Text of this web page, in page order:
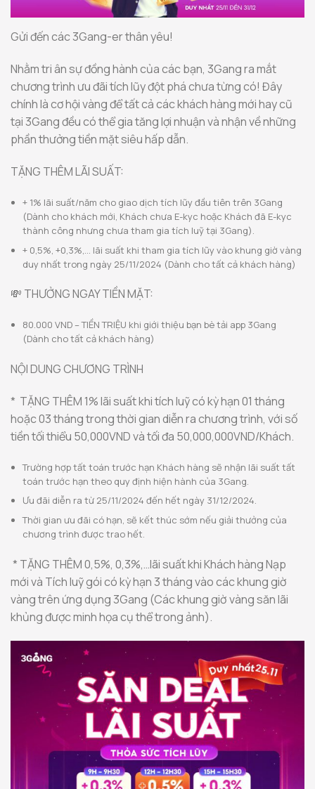
Gửi đến các 3Gang-er thân yêu!
Nhằm tri ân sự đồng hành của các bạn, 3Gang ra mắt
chương trình ưu đãi tích lũy đột phá chưa từng có! Đây
chính là cơ hội vàng để tất cả các khách hàng mới hay cũ
tại 3Gang đều có thể gia tăng lợi nhuận và nhận về những
phần thưởng tiền mặt siêu hấp dẫn.
TẶNG THÊM LÃI SUẤT:
+ 1% lãi suất/năm cho giao dịch tích lũy đầu tiên trên 3Gang
(Dành cho khách mới, Khách chưa E-kyc hoặc Khách đã E-kyc
thành công nhưng chưa tham gia tích luỹ tại 3Gang).
+ 0,5%, +0,3%,… lãi suất khi tham gia tích lũy vào khung giờ vàng
duy nhất trong ngày 25/11/2024 (Dành cho tất cả khách hàng)
💸 THƯỞNG NGAY TIỀN MẶT:
80.000 VND – TIỀN TRIỆU khi giới thiệu bạn bè tải app 3Gang
(Dành cho tất cả khách hàng)
NỘI DUNG CHƯƠNG TRÌNH
* TẶNG THÊM 1% lãi suất khi tích luỹ có kỳ hạn 01 tháng
hoặc 03 tháng trong thời gian diễn ra chương trình, với số
tiền tối thiểu 50,000VND và tối đa 50,000,000VND/Khách.
Trường hợp tất toán trước hạn Khách hàng sẽ nhận lãi suất tất
toán trước hạn theo quy định hiện hành của 3Gang.
Ưu đãi diễn ra từ 25/11/2024 đến hết ngày 31/12/2024.
Thời gian ưu đãi có hạn, sẽ kết thúc sớm nếu giải thưởng của
chương trình được trao hết.
* TẶNG THÊM 0,5%, 0,3%,…lãi suất khi Khách hàng Nạp
mới và Tích luỹ gói có kỳ hạn 3 tháng vào các khung giờ
vàng trên ứng dụng 3Gang (Các khung giờ vàng săn lãi
khủng được minh họa cụ thể trong ảnh).